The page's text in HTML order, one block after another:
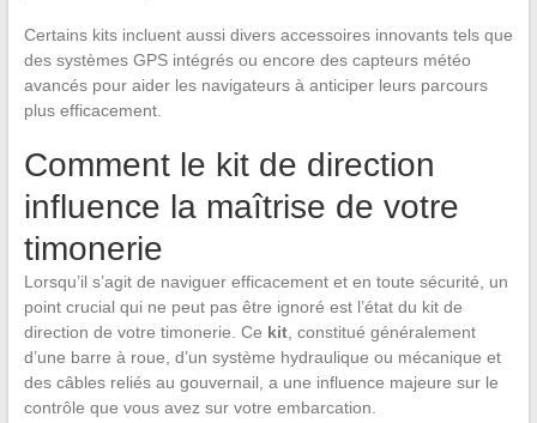
Certains kits incluent aussi divers accessoires innovants tels que
des systèmes GPS intégrés ou encore des capteurs météo
avancés pour aider les navigateurs à anticiper leurs parcours
plus efficacement.
Comment le kit de direction
influence la maîtrise de votre
timonerie
Lorsqu’il s’agit de naviguer efficacement et en toute sécurité, un
point crucial qui ne peut pas être ignoré est l’état du kit de
direction de votre timonerie. Ce kit, constitué généralement
d’une barre à roue, d’un système hydraulique ou mécanique et
des câbles reliés au gouvernail, a une influence majeure sur le
contrôle que vous avez sur votre embarcation.